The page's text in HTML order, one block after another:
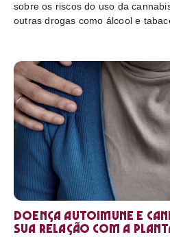
sobre os riscos do uso da
outras drogas como álcool e
Doença autoimune e
sua relação com a